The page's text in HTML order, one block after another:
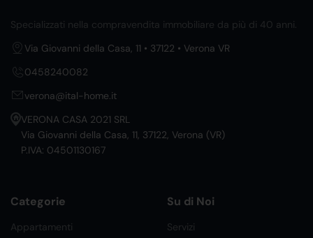
Specializzati nella compravendita immobiliare da più di 40 anni.
Via Giovanni della Casa, 11 • 37122 • Verona VR
0458240082
verona@ital-home.it
VERONA CASA 2021 SRL
Via Giovanni della Casa, 11, 37122, Verona (VR)
P.IVA: 04501130167
Categorie
Appartamenti
Su di Noi
Servizi